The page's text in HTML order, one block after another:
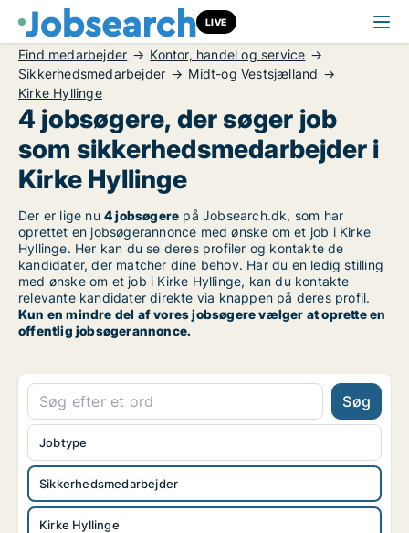
LIVE
Find medarbejder
Kontor, handel og service
Sikkerhedsmedarbejder
Midt-og Vestsjælland
Kirke Hyllinge
4 jobsøgere, der søger job
som sikkerhedsmedarbejder i
Kirke Hyllinge
Der er lige nu 4 jobsøgere på Jobsearch.dk, som har
oprettet en jobsøgerannonce med ønske om et job i Kirke
Hyllinge. Her kan du se deres profiler og kontakte de
kandidater, der matcher dine behov. Har du en ledig stilling
med ønske om et job i Kirke Hyllinge, kan du kontakte
relevante kandidater direkte via knappen på deres profil.
Kun en mindre del af vores jobsøgere vælger at oprette en
offentlig jobsøgerannonce.
Søg
Sikkerhedsmedarbejder
Kirke Hyllinge
Jobtype